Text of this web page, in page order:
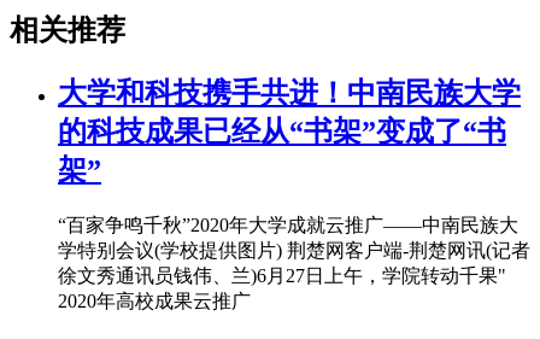
相关推荐
大学和科技携手共进！中南民族大学
的科技成果已经从“书架”变成了“书
架”
“百家争鸣千秋”2020年大学成就云推广——中南民族大
学特别会议(学校提供图片) 荆楚网客户端-荆楚网讯(记者
徐文秀通讯员钱伟、兰)6月27日上午，学院转动千果"
2020年高校成果云推广